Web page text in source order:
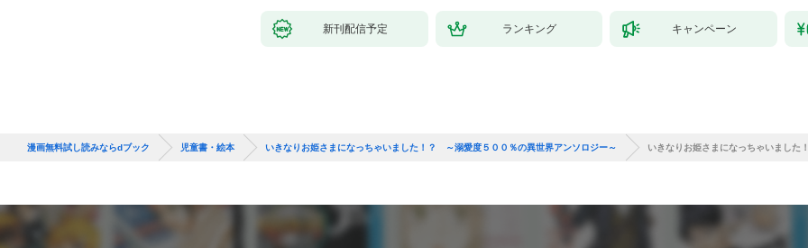
新刊配信予定 ランキング キャンペーン
漫画無料試し読みならdブック 児童書・絵本 いきなりお姫さまになっちゃいました！？ ～溺愛度５００％の異世界アンソロジー～ いきなりお姫さまになっちゃいまし